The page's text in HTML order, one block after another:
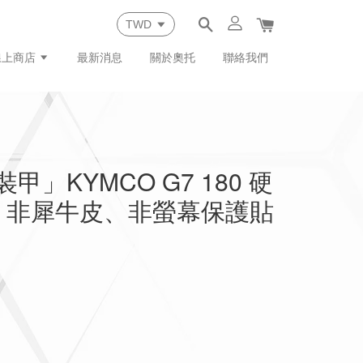
商店 最新消息 關於奧托 聯絡我們
甲」KYMCO G7 180 硬
犀牛皮、非螢幕保護貼